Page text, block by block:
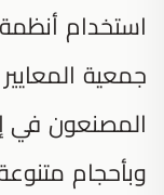
استخدام
المصنعون في
وبأحجام